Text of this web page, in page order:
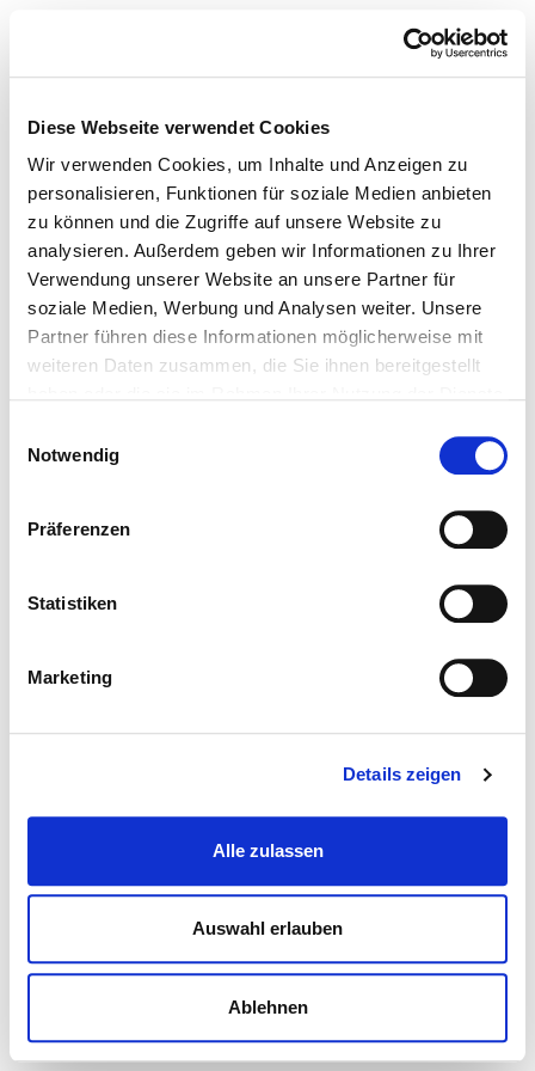
Diese Webseite verwendet Cookies
Wir verwenden Cookies, um Inhalte und Anzeigen zu
personalisieren, Funktionen für soziale Medien anbieten
zu können und die Zugriffe auf unsere Website zu
analysieren. Außerdem geben wir Informationen zu Ihrer
Verwendung unserer Website an unsere Partner für
soziale Medien, Werbung und Analysen weiter. Unsere
Partner führen diese Informationen möglicherweise mit
weiteren Daten zusammen, die Sie ihnen bereitgestellt
Notwendig
Präferenzen
Statistiken
Marketing
Details zeigen
Alle zulassen
Auswahl erlauben
Ablehnen